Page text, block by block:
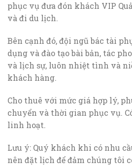
phục vụ đưa đón khách VIP
và đi du lịch.
Bên cạnh đó, đội ngũ bác tài
dụng và đào tạo bài bản, tác
và lịch sự, luôn nhiệt tình và
khách hàng.
Cho thuê với mức giá hợp lý,
chuyển và thời gian phục vụ.
linh hoạt.
Lưu ý: Quý khách khi có nhu
nên đặt lịch để đảm chúng tôi